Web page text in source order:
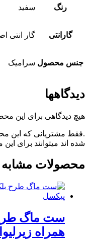
رنگ سفید
گارانتی گار انتی
جنس محصول سرامیک
دیدگاهها
هیچ دیدگاهی برای این
.فقط مشتریانی که این
شده اند میتوانند برای
محصولات مشابه
همراه